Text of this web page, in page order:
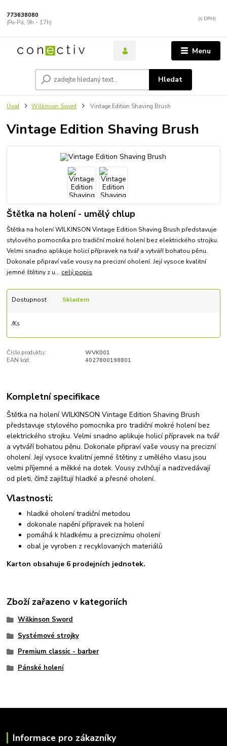
Menu
Hledat
773638080
(Po-Pá, 9h - 17h)
Úvod Wilkinson Sword Vintage Edition Shaving Brush
Vintage Edition Shaving Brush
Štětka na holení - umělý chlup
Štětka na holení WILKINSON Vintage Edition Shaving Brush představuje
stylového pomocníka pro tradiční mokré holení bez elektrického strojku.
Velmi snadno aplikuje holicí přípravek na tvář a vytváří bohatou pěnu.
Dokonale připraví vaše vousy na precizní oholení. Její vysoce kvalitní
jemné štětiny z u... celý popis
Dostupnost Skladem
/Ks
Číslo produktu:
WVK001
EAN kód:
4027800198801
Kompletní specifikace
Štětka na holení WILKINSON Vintage Edition Shaving Brush
představuje stylového pomocníka pro tradiční mokré holení bez
elektrického strojku. Velmi snadno aplikuje holicí přípravek na tvář
a vytváří bohatou pěnu. Dokonale připraví vaše vousy na precizní
oholení. Její vysoce kvalitní jemné štětiny z umělého vlasu jsou
velmi příjemné a měkké na dotek. Vousy zvlhčují a nadzvedávají
od pleti, čímž zajišťují hladké a přesné oholení.
Vlastnosti:
hladké oholení tradiční metodou
dokonale napění přípravek na holení
pomáhá k hladkému a preciznímu oholení
obal je vyroben z recyklovaných materiálů
Karton obsahuje 6 prodejních jednotek.
Zboží zařazeno v kategoriích
Wilkinson Sword
Systémové strojky
Premium classic - barber
Pánské holení
Informace pro zákazníky